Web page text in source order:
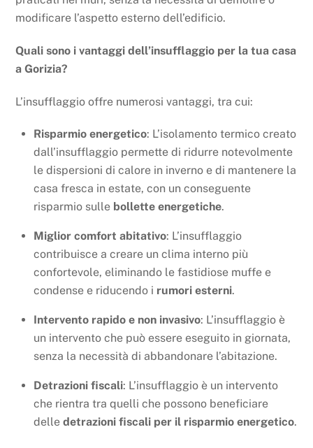
modificare l’aspetto esterno dell’edificio.
Quali sono i vantaggi dell’insufflaggio per la tua casa
a Gorizia?
L’insufflaggio offre numerosi vantaggi, tra cui:
Risparmio energetico: L’isolamento termico creato
dall’insufflaggio permette di ridurre notevolmente
le dispersioni di calore in inverno e di mantenere la
casa fresca in estate, con un conseguente
risparmio sulle bollette energetiche.
Miglior comfort abitativo: L’insufflaggio
contribuisce a creare un clima interno più
confortevole, eliminando le fastidiose muffe e
condense e riducendo i rumori esterni.
Intervento rapido e non invasivo: L’insufflaggio è
un intervento che può essere eseguito in giornata,
senza la necessità di abbandonare l’abitazione.
Detrazioni fiscali: L’insufflaggio è un intervento
che rientra tra quelli che possono beneficiare
delle detrazioni fiscali per il risparmio energetico.